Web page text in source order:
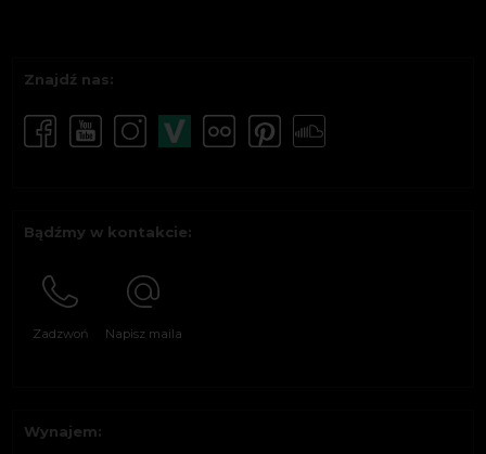
Znajdź nas:
Bądźmy w kontakcie:
Zadzwoń Napisz maila
Wynajem: